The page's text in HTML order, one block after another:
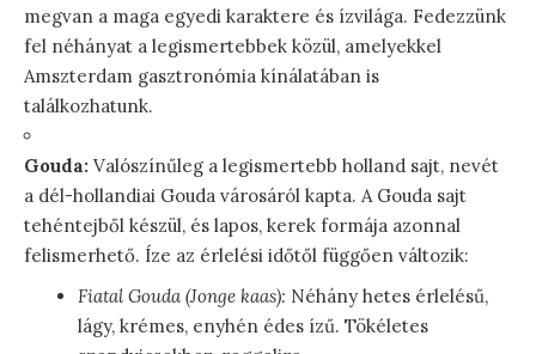
megvan a maga egyedi karaktere és ízvilága. Fedezzünk
fel néhányat a legismertebbek közül, amelyekkel
Amszterdam gasztronómia kínálatában is
találkozhatunk.
Gouda: Valószínűleg a legismertebb holland sajt, nevét
a dél-hollandiai Gouda városáról kapta. A Gouda sajt
tehéntejből készül, és lapos, kerek formája azonnal
felismerhető. Íze az érlelési időtől függően változik:
Fiatal Gouda (Jonge kaas): Néhány hetes érlelésű,
lágy, krémes, enyhén édes ízű. Tökéletes